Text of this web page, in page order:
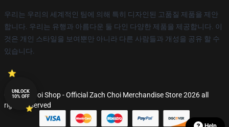
우리는 우리의 세계적인 팀에 의해 특히 디자인된 고품질 제품을 제안
합니다. 우리는 유행과 아름다운 둘 다인 다양한 제품을 제공합니다. 이
것은 개인 스타일을 보여뿐만 아니라 다른 사람들과 개성을 공유 할 수
있습니다.
© Zach Choi Shop - Official Zach Choi Merchandise Store 2026 all
rights reserved
UNLOCK
10% OFF